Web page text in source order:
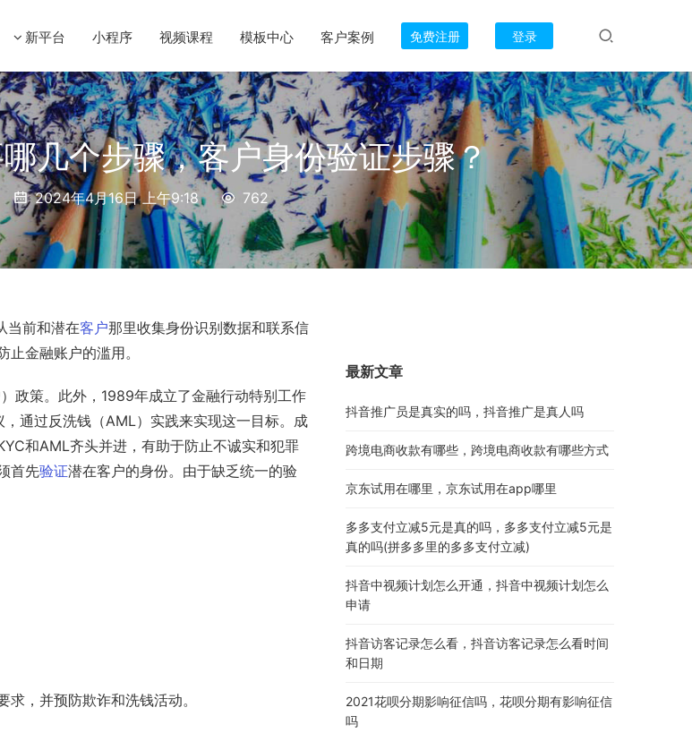
新平台 小程序 视频课程 模板中心 客户案例 免费注册 登录
几个步骤，客户身份验证步骤？
2024年4月16日 上午9:18 762
当前和潜在客户那里收集身份识别数据和联系信
金融账户的滥用。
政策。此外，1989年成立了金融行动特别工作
通过反洗钱（AML）实践来实现这一目标。成
和AML齐头并进，有助于防止不诚实和犯罪
首先验证潜在客户的身份。由于缺乏统一的验
，并预防欺诈和洗钱活动。
最新文章
抖音推广员是真实的吗，抖音推广是真人吗
跨境电商收款有哪些，跨境电商收款有哪些方式
京东试用在哪里，京东试用在app哪里
多多支付立减5元是真的吗，多多支付立减5元是
真的吗(拼多多里的多多支付立减)
抖音中视频计划怎么开通，抖音中视频计划怎么
申请
抖音访客记录怎么看，抖音访客记录怎么看时间
和日期
2021花呗分期影响征信吗，花呗分期有影响征信
吗